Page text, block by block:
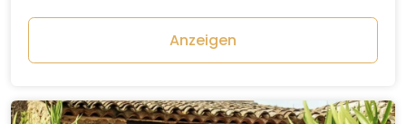
Anzeigen